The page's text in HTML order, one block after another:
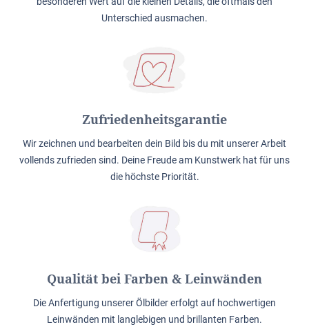
Unterschied ausmachen.
Zufriedenheitsgarantie
Wir zeichnen und bearbeiten dein Bild bis du mit unserer Arbeit
vollends zufrieden sind. Deine Freude am Kunstwerk hat für uns
die höchste Priorität.
Qualität bei Farben & Leinwänden
Die Anfertigung unserer Ölbilder erfolgt auf hochwertigen
Leinwänden mit langlebigen und brillanten Farben.